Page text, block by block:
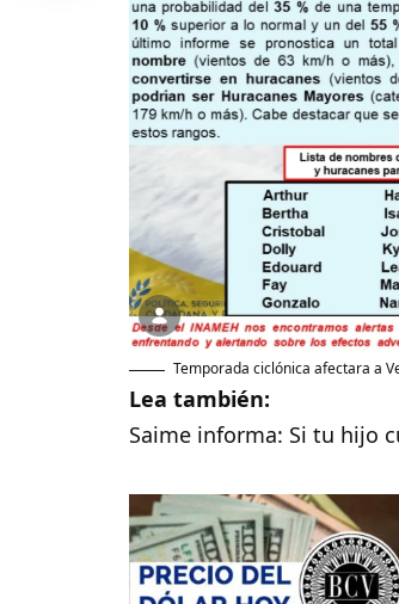
Temporada ciclónica afectara a
Lea también:
Saime informa: Si tu hijo